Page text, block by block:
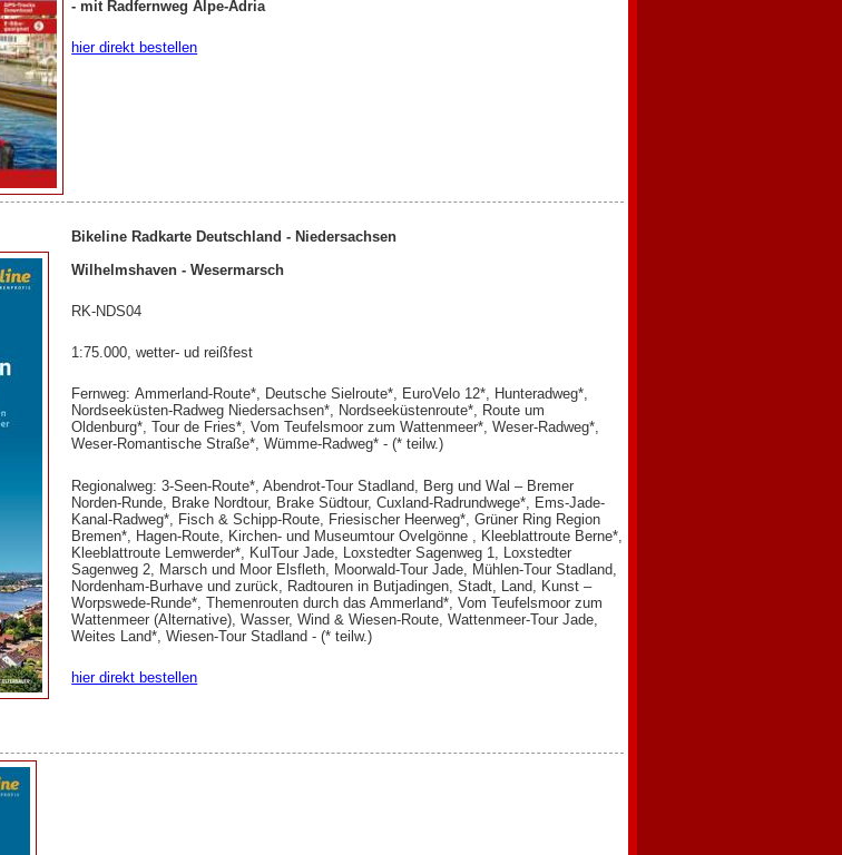
- mit Radfernweg Alpe-Adria
hier direkt bestellen
Bikeline Radkarte Deutschland - Niedersachsen
Wilhelmshaven - Wesermarsch
RK-NDS04
1:75.000, wetter- ud reißfest
Fernweg: Ammerland-Route*, Deutsche Sielroute*, EuroVelo 12*, Hunteradweg*,
Nordseeküsten-Radweg Niedersachsen*, Nordseeküstenroute*, Route um
Oldenburg*, Tour de Fries*, Vom Teufelsmoor zum Wattenmeer*, Weser-Radweg*,
Weser-Romantische Straße*, Wümme-Radweg* - (* teilw.)
Regionalweg: 3-Seen-Route*, Abendrot-Tour Stadland, Berg und Wal – Bremer
Norden-Runde, Brake Nordtour, Brake Südtour, Cuxland-Radrundwege*, Ems-Jade-
Kanal-Radweg*, Fisch & Schipp-Route, Friesischer Heerweg*, Grüner Ring Region
Bremen*, Hagen-Route, Kirchen- und Museumtour Ovelgönne , Kleeblattroute Berne*,
Kleeblattroute Lemwerder*, KulTour Jade, Loxstedter Sagenweg 1, Loxstedter
Sagenweg 2, Marsch und Moor Elsfleth, Moorwald-Tour Jade, Mühlen-Tour Stadland,
Nordenham-Burhave und zurück, Radtouren in Butjadingen, Stadt, Land, Kunst –
Worpswede-Runde*, Themenrouten durch das Ammerland*, Vom Teufelsmoor zum
Wattenmeer (Alternative), Wasser, Wind & Wiesen-Route, Wattenmeer-Tour Jade,
Weites Land*, Wiesen-Tour Stadland - (* teilw.)
hier direkt bestellen